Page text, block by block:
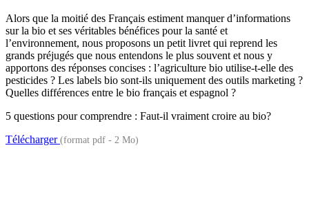
Alors que la moitié des Français estiment manquer d’informations
sur la bio et ses véritables bénéfices pour la santé et
l’environnement, nous proposons un petit livret qui reprend les
grands préjugés que nous entendons le plus souvent et nous y
apportons des réponses concises : l’agriculture bio utilise-t-elle des
pesticides ? Les labels bio sont-ils uniquement des outils marketing ?
Quelles différences entre le bio français et espagnol ?
5 questions pour comprendre : Faut-il vraiment croire au bio?
Télécharger (format pdf - 2 Mo)